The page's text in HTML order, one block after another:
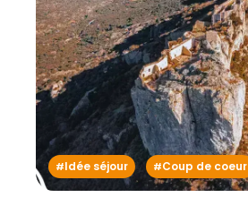
Idée séjour Coup de coeur